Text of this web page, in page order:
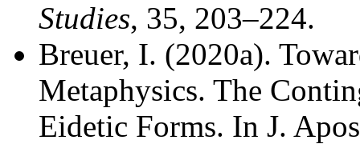
Studies, 35, 203–224.
Breuer, I. (2020a).
Metaphysics. The
Eidetic Forms. In J.